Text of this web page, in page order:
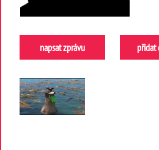
napsat zprávu přidat